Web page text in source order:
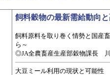
飼料穀物の最新需給動向
飼料原料を取り巻く情勢と国産
ら～
◎JA全農畜産生産部穀物課長
大豆ミール利用の現状と可能